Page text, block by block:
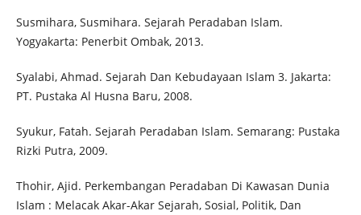
Susmihara, Susmihara. Sejarah Peradaban Islam.
Yogyakarta: Penerbit Ombak, 2013.
Syalabi, Ahmad. Sejarah Dan Kebudayaan Islam 3. Jakarta:
PT. Pustaka Al Husna Baru, 2008.
Syukur, Fatah. Sejarah Peradaban Islam. Semarang: Pustaka
Rizki Putra, 2009.
Thohir, Ajid. Perkembangan Peradaban Di Kawasan Dunia
Islam : Melacak Akar-Akar Sejarah, Sosial, Politik, Dan